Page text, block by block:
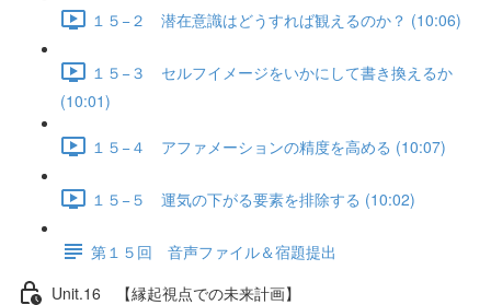
１５−２ 潜在意識はどうすれば観えるのか？ (10:06)
１５−３ セルフイメージをいかにして書き換えるか
(10:01)
１５−４ アファメーションの精度を高める (10:07)
１５−５ 運気の下がる要素を排除する (10:02)
第１５回 音声ファイル＆宿題提出
Unit.16 【縁起視点での未来計画】